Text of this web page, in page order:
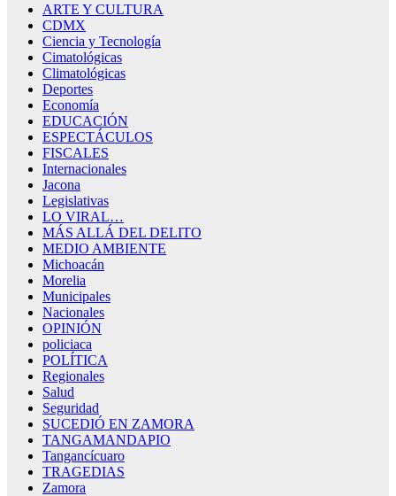
ARTE Y CULTURA
CDMX
Ciencia y Tecnología
Cimatológicas
Climatológicas
Deportes
Economía
EDUCACIÓN
ESPECTÁCULOS
FISCALES
Internacionales
Jacona
Legislativas
LO VIRAL…
MÁS ALLÁ DEL DELITO
MEDIO AMBIENTE
Michoacán
Morelia
Municipales
Nacionales
OPINIÓN
policiaca
POLÍTICA
Regionales
Salud
Seguridad
SUCEDIÓ EN ZAMORA
TANGAMANDAPIO
Tangancícuaro
TRAGEDIAS
Zamora